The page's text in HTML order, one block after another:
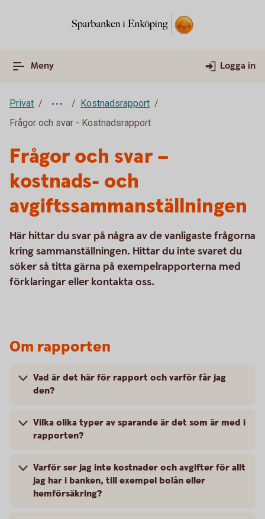
Meny Logga in
Privat
Kostnadsrapport
Frågor och svar - Kostnadsrapport
Frågor och svar –
kostnads- och
avgiftssammanställningen
Här hittar du svar på några av de vanligaste frågorna
kring sammanställningen. Hittar du inte svaret du
söker så titta gärna på exempelrapporterna med
förklaringar eller kontakta oss.
Om rapporten
Vad är det här för rapport och varför får jag
den?
Vilka olika typer av sparande är det som är med i
rapporten?
Varför ser jag inte kostnader och avgifter för allt
jag har i banken, till exempel bolån eller
hemförsäkring?